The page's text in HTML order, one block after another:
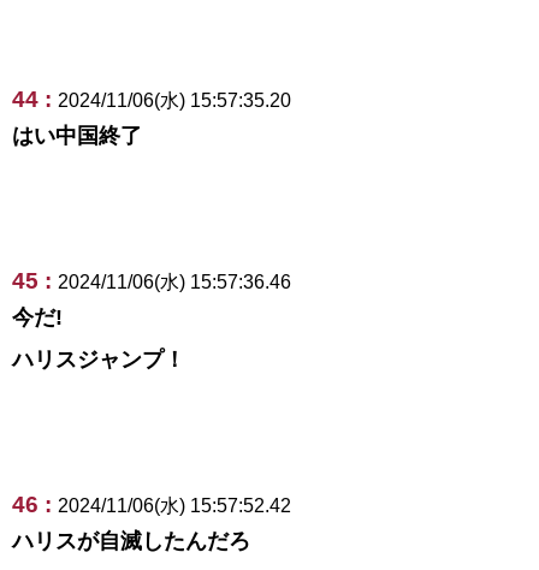
44 : 2024/11/06(水) 15:57:35.20
はい中国終了
45 : 2024/11/06(水) 15:57:36.46
今だ!
ハリスジャンプ！
46 : 2024/11/06(水) 15:57:52.42
ハリスが自滅したんだろ